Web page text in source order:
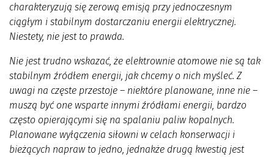
charakteryzują się zerową emisją przy jednoczesnym
ciągłym i stabilnym dostarczaniu energii elektrycznej.
Niestety, nie jest to prawda.
Nie jest trudno wskazać, że elektrownie atomowe nie są tak
stabilnym źródłem energii, jak chcemy o nich myśleć. Z
uwagi na częste przestoje – niektóre planowane, inne nie –
muszą być one wsparte innymi źródłami energii, bardzo
często opierającymi się na spalaniu paliw kopalnych.
Planowane wyłączenia siłowni w celach konserwacji i
bieżących napraw to jedno, jednakże drugą kwestią jest